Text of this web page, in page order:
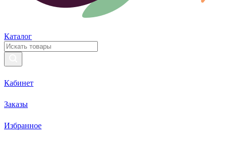
Каталог
Кабинет
Заказы
Избранное